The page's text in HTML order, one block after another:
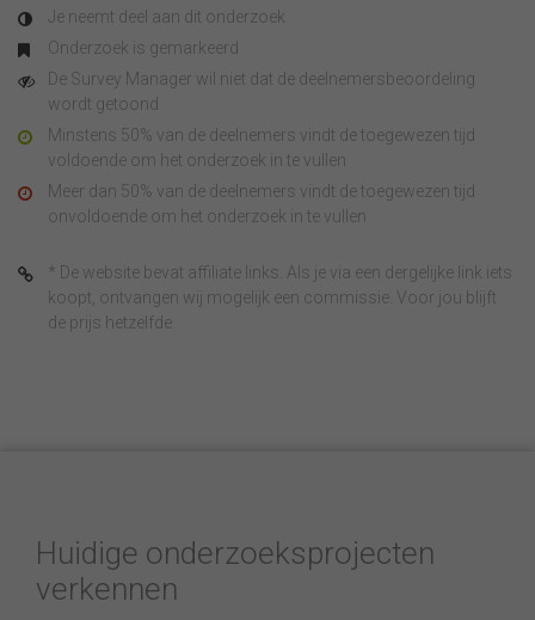
Je neemt deel aan dit onderzoek
Onderzoek is gemarkeerd
De Survey Manager wil niet dat de deelnemersbeoordeling
wordt getoond
Minstens 50% van de deelnemers vindt de toegewezen tijd
voldoende om het onderzoek in te vullen
Meer dan 50% van de deelnemers vindt de toegewezen tijd
onvoldoende om het onderzoek in te vullen
* De website bevat affiliate links. Als je via een dergelijke link iets
koopt, ontvangen wij mogelijk een commissie. Voor jou blijft
de prijs hetzelfde.
Huidige onderzoeksprojecten
verkennen